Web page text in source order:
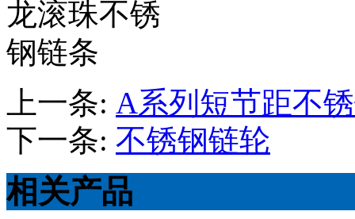
上一条: A系列短节距不
下一条: 不锈钢链轮
相关产品